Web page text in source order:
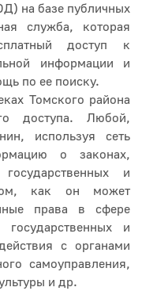
на базе публичных
служба, которая
доступ к
информации и
по ее поиску.
Томского района
доступа. Любой,
используя сеть
о законах,
и
как он может
права в сфере
и
с органами
самоуправления,
и др.